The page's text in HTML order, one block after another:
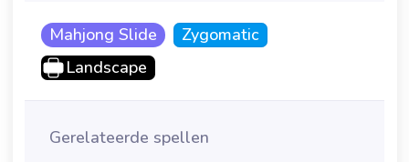
Mahjong Slide
Zygomatic
Landscape
Gerelateerde spellen